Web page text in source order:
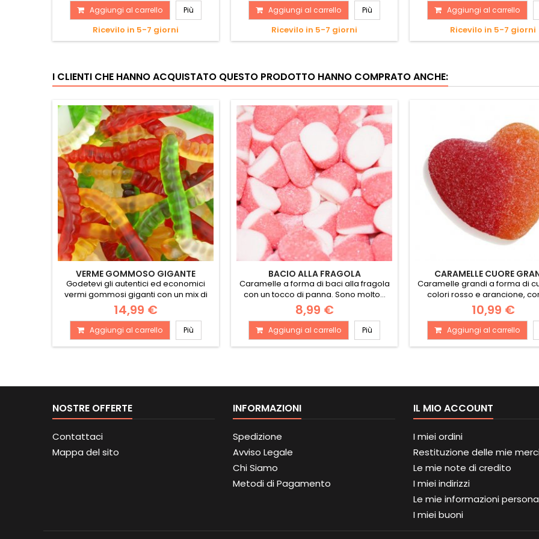
Aggiungi al carrello Più
Ricevilo in 5-7 giorni
Aggiungi al carrello Più
Ricevilo in 5-7 giorni
Aggiungi al carrello
Ricevilo in 5-7 giorni
I CLIENTI CHE HANNO ACQUISTATO QUESTO PRODOTTO HANNO COMPRATO ANCHE:
VERME GOMMOSO GIGANTE
Godetevi gli autentici ed economici
vermi gommosi giganti con un mix di
tutti...
14,99 €
Aggiungi al carrello Più
BACIO ALLA FRAGOLA
Caramelle a forma di baci alla fragola
con un tocco di panna. Sono molto...
8,99 €
Aggiungi al carrello Più
CARAMELLE CUORE
Caramelle grandi a forma di
colori rosso e arancione,
10,99 €
Aggiungi al carrello
NOSTRE OFFERTE
Contattaci
Mappa del sito
INFORMAZIONI
Spedizione
Avviso Legale
Chi Siamo
Metodi di Pagamento
IL MIO ACCOUNT
I miei ordini
Restituzione delle mie
Le mie note di credito
I miei indirizzi
Le mie informazioni
I miei buoni